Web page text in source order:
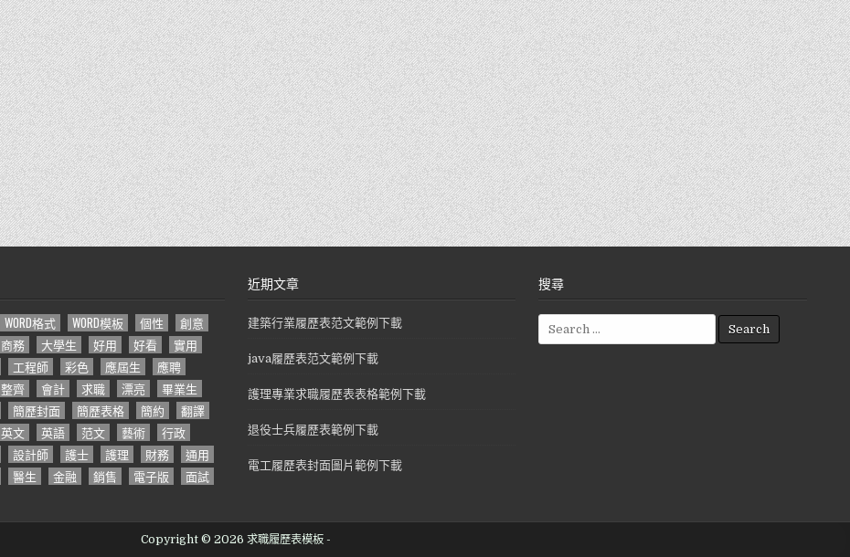
WORD格式 WORD模板 個性
創意
商務 大學生 好用 好看
實用
工程師 彩色 應屆生
應聘
整齊 會計 求職 漂亮
畢業生
簡歷封面 簡歷表格 簡約
翻譯
英文 英語 范文 藝術
行政
設計師 護士 護理 財務
通用
醫生 金融 銷售 電子版 面試
近期文章
建築行業履歷表范文範例下載
java履歷表范文範例下載
護理專業求職履歷表表格範例下載
退役士兵履歷表範例下載
電工履歷表封面圖片範例下載
搜尋
e
Copyright © 2026 求職履歷表模板 -